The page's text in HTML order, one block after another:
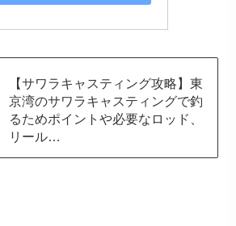
【サワラキャスティング攻略】東
京湾のサワラキャスティングで釣
るためポイントや必要なロッド、
リール…